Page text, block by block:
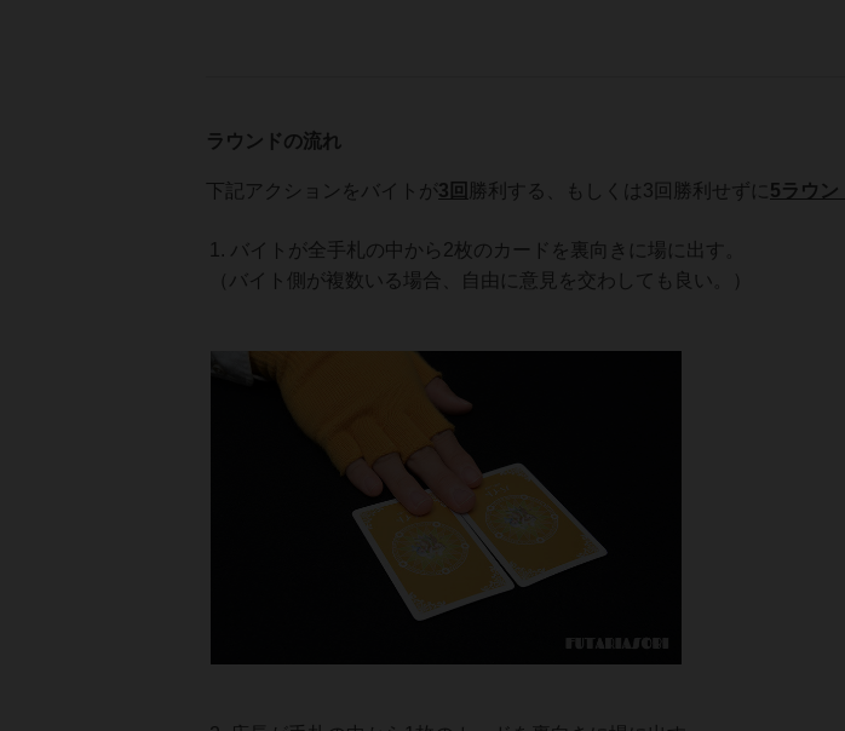
ラウンドの流れ
下記アクションをバイトが3回 勝利する、もしくは3回勝利せずに 5ラウン
バイトが全手札の中から2枚のカードを裏向きに場に出す。
（バイト側が複数いる場合、自由に意見を交わしても良い。）